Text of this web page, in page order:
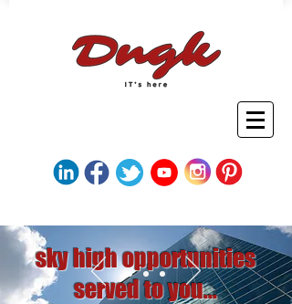
sky high opportunities
served to you...